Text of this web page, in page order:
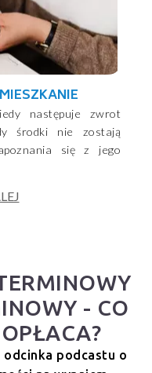
następuje zwrot
środki nie zostają
się z jego
- CO
odcinka podcastu o